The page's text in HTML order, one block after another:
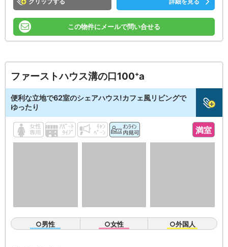
この物件にメールで問い合せる
ファーストハウス溝の口100⁺a
便利な立地で62室のシェアハウス!カフェ風リビングで
ゆったり
満室
○男性 ○女性 ○外国人